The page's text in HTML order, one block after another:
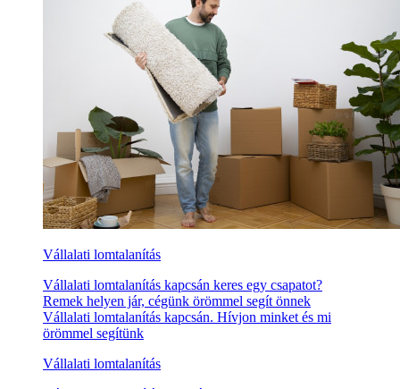
Vállalati lomtalanítás
Vállalati lomtalanítás kapcsán keres egy csapatot?
Remek helyen jár, cégünk örömmel segít önnek
Vállalati lomtalanítás kapcsán. Hívjon minket és mi
örömmel segítünk
Vállalati lomtalanítás